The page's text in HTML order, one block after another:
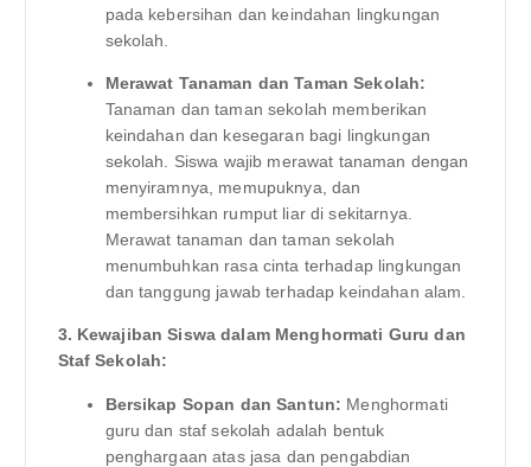
pada kebersihan dan keindahan lingkungan
sekolah.
Merawat Tanaman dan Taman Sekolah:
Tanaman dan taman sekolah memberikan
keindahan dan kesegaran bagi lingkungan
sekolah. Siswa wajib merawat tanaman dengan
menyiramnya, memupuknya, dan
membersihkan rumput liar di sekitarnya.
Merawat tanaman dan taman sekolah
menumbuhkan rasa cinta terhadap lingkungan
dan tanggung jawab terhadap keindahan alam.
3. Kewajiban Siswa dalam Menghormati Guru dan
Staf Sekolah:
Bersikap Sopan dan Santun: Menghormati
guru dan staf sekolah adalah bentuk
penghargaan atas jasa dan pengabdian